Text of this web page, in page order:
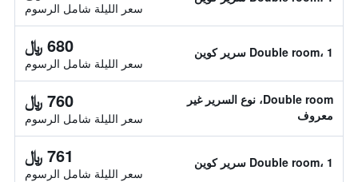
سعر الليلة شامل الرسوم
Double room، 1 سرير كوين 680 ﷼
سعر الليلة شامل الرسوم
Double room، نوع السرير غير
معروف
760 ﷼
سعر الليلة شامل الرسوم
Double room، 1 سرير كوين 761 ﷼
سعر الليلة شامل الرسوم